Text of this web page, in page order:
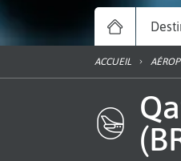
ACCUEIL
Qatar Airways à l'aéroport Bruxelles National Zaventem